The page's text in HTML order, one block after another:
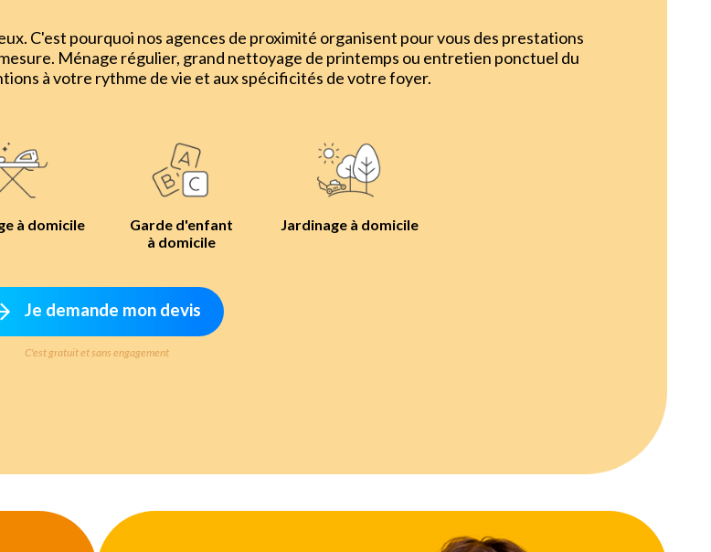
C'est pourquoi nos agences de proximité organisent pour vous des prestations
Ménage régulier, grand nettoyage de printemps ou entretien ponctuel du
à votre rythme de vie et aux spécificités de votre foyer.
à domicile
Garde d'enfant
à domicile
Jardinage à domicile
Je demande mon devis
C'est gratuit et sans engagement